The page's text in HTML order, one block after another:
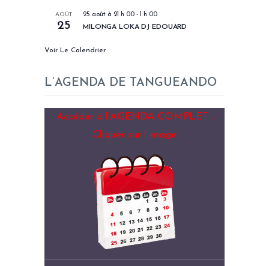
AOÛT
25
25 août à 21 h 00 - 1 h 00
MILONGA LOKA DJ EDOUARD
Voir Le Calendrier
L’AGENDA DE TANGUEANDO
Accéder à l’AGENDA COMPLET :
Cliquer sur l’image